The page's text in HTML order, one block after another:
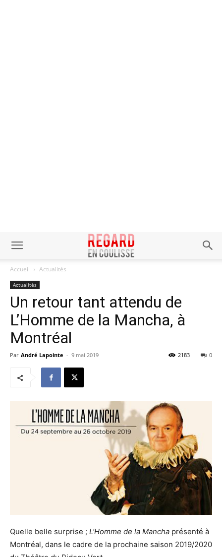
Accueil Actualités
Actualités
Un retour tant attendu de
L’Homme de la Mancha, à
Montréal
Par André Lapointe - 9 mai 2019 0
2183
Quelle belle surprise ; L’Homme de la Mancha présenté à
Montréal, dans le cadre de la prochaine saison 2019/2020